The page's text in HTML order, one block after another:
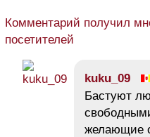
Комментарий получил
посетителей
kuku_09
Бастуют
желающие